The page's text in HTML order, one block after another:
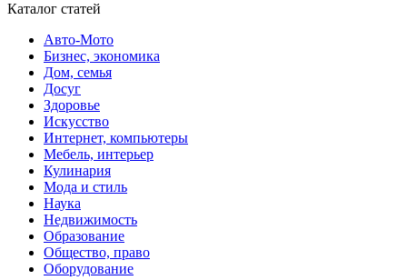
Каталог статей
Авто-Мото
Бизнес, экономика
Дом, семья
Досуг
Здоровье
Искусство
Интернет, компьютеры
Мебель, интерьер
Кулинария
Мода и стиль
Наука
Недвижимость
Образование
Общество, право
Оборудование